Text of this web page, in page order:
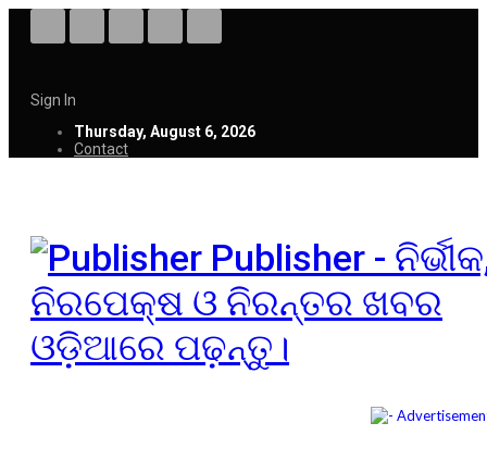
Sign In
Thursday, August 6, 2026
Contact
Publisher -
ନିରପେକ୍ଷ ଓ ନିରନ୍ତର ଖବର
ଓଡ଼ିଆରେ ପଢ଼ନ୍ତୁ।